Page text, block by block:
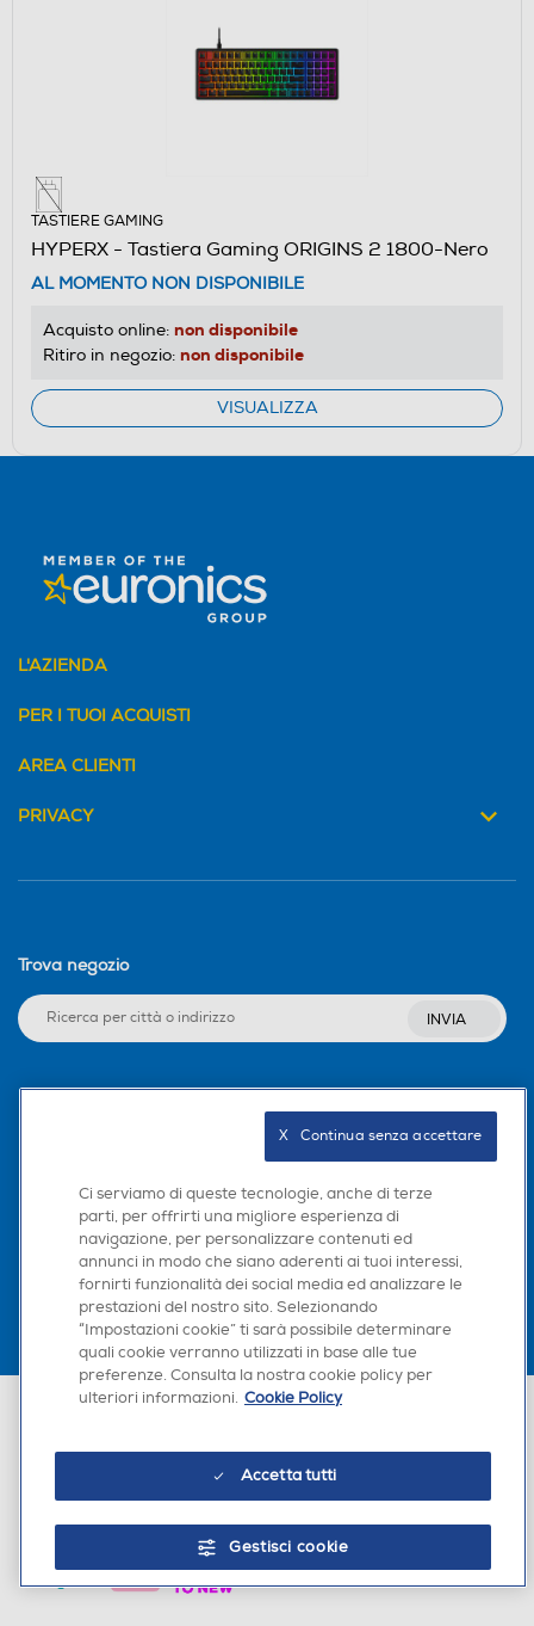
TASTIERE GAMING
HYPERX - Tastiera Gaming ORIGINS 2 1800-Nero
AL MOMENTO NON DISPONIBILE
Acquisto online: non disponibile
Ritiro in negozio: non disponibile
VISUALIZZA
L'AZIENDA
PER I TUOI ACQUISTI
AREA CLIENTI
PRIVACY
Trova negozio
INVIA
Scarica la nostra app
Euronics Italia SpA. Sede legale Via Montefeltro, 6/a 20156 Milano
Ci serviamo di queste tecnologie, anche di terze
parti, per offrirti una migliore esperienza di
navigazione, per personalizzare contenuti ed
annunci in modo che siano aderenti ai tuoi interessi,
fornirti funzionalità dei social media ed analizzare le
prestazioni del nostro sito. Selezionando
“Impostazioni cookie” ti sarà possibile determinare
quali cookie verranno utilizzati in base alle tue
preferenze. Consulta la nostra cookie policy per
ulteriori informazioni. Cookie Policy
Accetta tutti
Gestisci cookie
X   Continua senza accettare